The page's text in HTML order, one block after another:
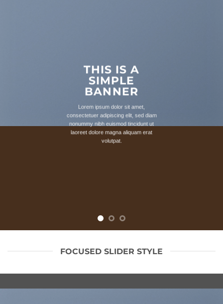
THIS IS A
SIMPLE
BANNER
Lorem ipsum dolor sit amet,
consectetuer adipiscing elit, sed diam
nonummy nibh euismod tincidunt ut
laoreet dolore magna aliquam erat
volutpat.
FOCUSED SLIDER STYLE